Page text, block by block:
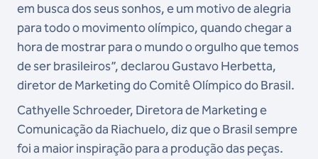
em busca dos seus sonhos, e um motivo de alegria
para todo o movimento olímpico, quando chegar a
hora de mostrar para o mundo o orgulho que temos
de ser brasileiros”, declarou Gustavo Herbetta,
diretor de Marketing do Comitê Olímpico do Brasil.
Cathyelle Schroeder, Diretora de Marketing e
Comunicação da Riachuelo, diz que o Brasil sempre
foi a maior inspiração para a produção das peças.